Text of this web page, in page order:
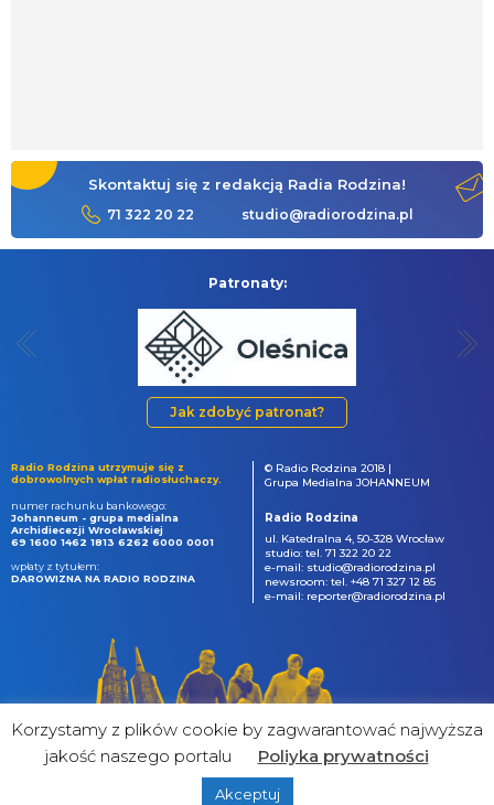
Skontaktuj się z redakcją Radia Rodzina!
71 322 20 22 studio@radiorodzina.pl
Patronaty:
Jak zdobyć patronat?
Radio Rodzina utrzymuje się z
dobrowolnych wpłat radiosłuchaczy.
numer rachunku bankowego:
Johanneum - grupa medialna
Archidiecezji Wrocławskiej
69 1600 1462 1813 6262 6000 0001
wpłaty z tytułem:
DAROWIZNA NA RADIO RODZINA
© Radio Rodzina 2018 |
Grupa Medialna JOHANNEUM
Radio Rodzina
ul. Katedralna 4, 50-328 Wrocław
studio: tel. 71 322 20 22
e-mail: studio@radiorodzina.pl
newsroom: tel. +48 71 327 12 85
e-mail: reporter@radiorodzina.pl
&
Korzystamy z plików cookie by zagwarantować najwyższa
jakość naszego portalu
Poliyka prywatności
Akceptuj